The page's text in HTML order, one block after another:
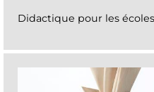
Didactique pour les écoles